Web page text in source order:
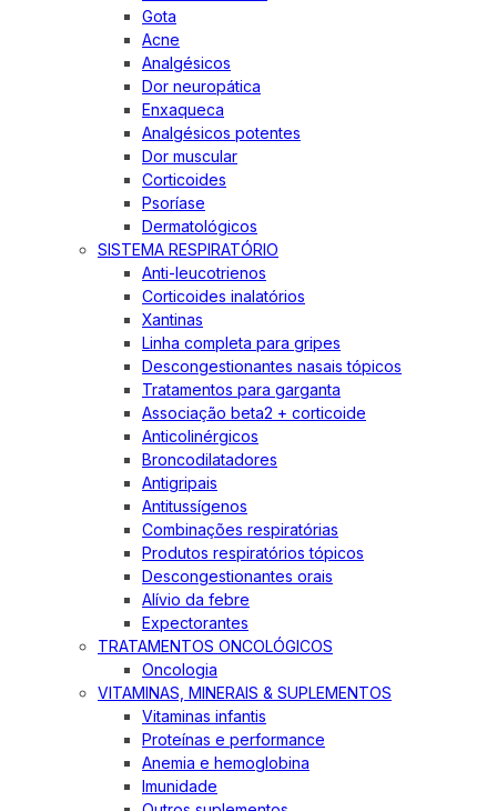
Gota
Acne
Analgésicos
Dor neuropática
Enxaqueca
Analgésicos potentes
Dor muscular
Corticoides
Psoríase
Dermatológicos
SISTEMA RESPIRATÓRIO
Anti-leucotrienos
Corticoides inalatórios
Xantinas
Linha completa para gripes
Descongestionantes nasais tópicos
Tratamentos para garganta
Associação beta2 + corticoide
Anticolinérgicos
Broncodilatadores
Antigripais
Antitussígenos
Combinações respiratórias
Produtos respiratórios tópicos
Descongestionantes orais
Alívio da febre
Expectorantes
TRATAMENTOS ONCOLÓGICOS
Oncologia
VITAMINAS, MINERAIS & SUPLEMENTOS
Vitaminas infantis
Proteínas e performance
Anemia e hemoglobina
Imunidade